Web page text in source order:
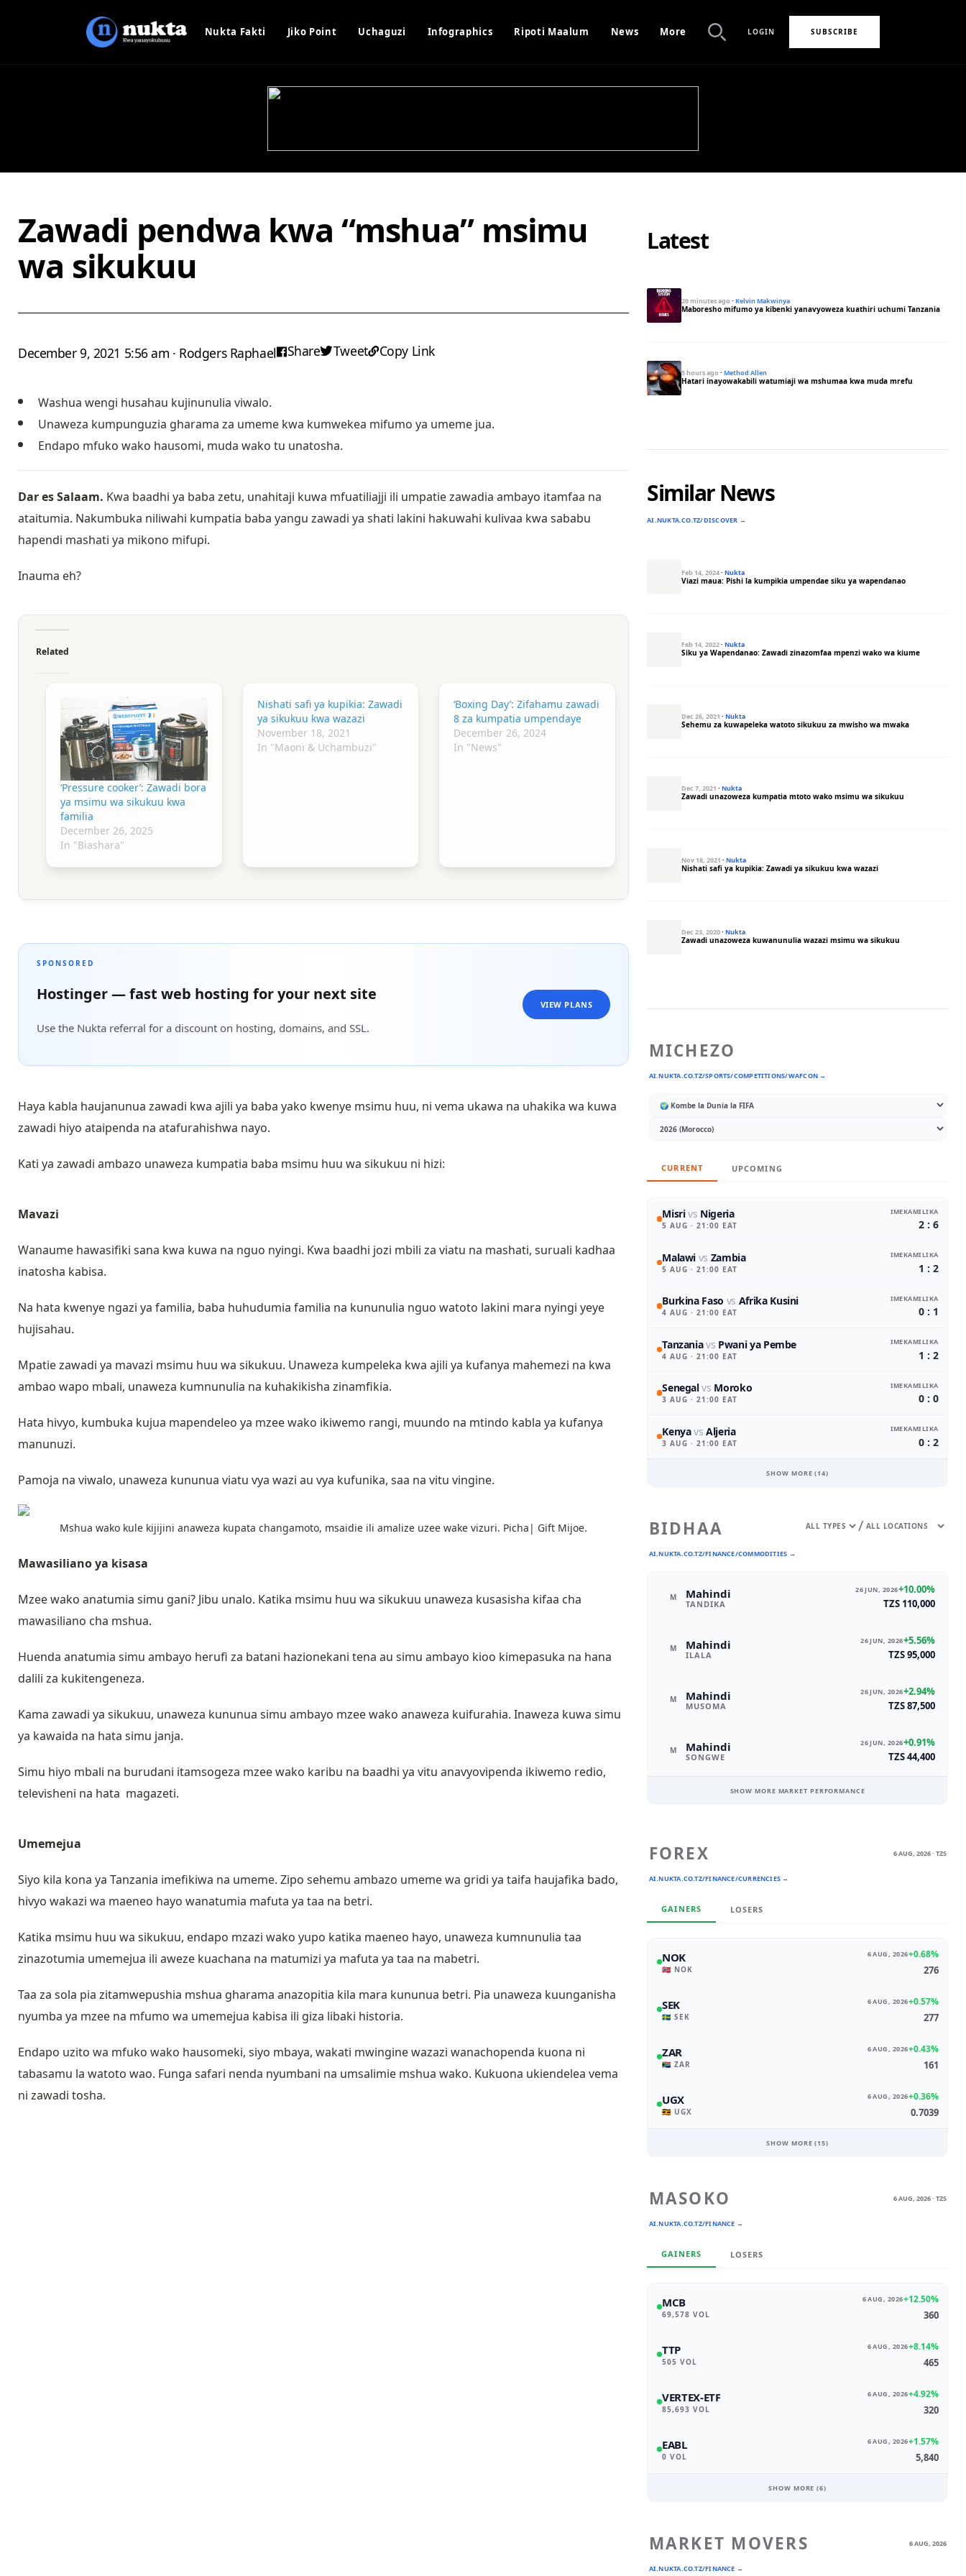
Nukta Fakti Jiko Point Uchaguzi Infographics Ripoti Maalum News More LOGIN SUBSCRIBE
Zawadi pendwa kwa “mshua” msimu
wa sikukuu
December 9, 2021 5:56 am · Rodgers Raphael Share Tweet Copy Link
Washua wengi husahau kujinunulia viwalo.
Unaweza kumpunguzia gharama za umeme kwa kumwekea mifumo ya umeme jua.
Endapo mfuko wako hausomi, muda wako tu unatosha.
Dar es Salaam. Kwa baadhi ya baba zetu, unahitaji kuwa mfuatiliajji ili umpatie zawadia ambayo itamfaa na
ataitumia. Nakumbuka niliwahi kumpatia baba yangu zawadi ya shati lakini hakuwahi kulivaa kwa sababu
hapendi mashati ya mikono mifupi.
Inauma eh?
Related
‘Pressure cooker’: Zawadi bora
ya msimu wa sikukuu kwa
familia
December 26, 2025
In "Biashara"
Nishati safi ya kupikia: Zawadi
ya sikukuu kwa wazazi
November 18, 2021
In "Maoni & Uchambuzi"
‘Boxing Day’: Zifahamu zawadi
8 za kumpatia umpendaye
December 26, 2024
In "News"
SPONSORED
Hostinger — fast web hosting for your next site
Use the Nukta referral for a discount on hosting, domains, and SSL.
VIEW PLANS
Haya kabla haujanunua zawadi kwa ajili ya baba yako kwenye msimu huu, ni vema ukawa na uhakika wa kuwa
zawadi hiyo ataipenda na atafurahishwa nayo.
Kati ya zawadi ambazo unaweza kumpatia baba msimu huu wa sikukuu ni hizi:
Mavazi
Wanaume hawasifiki sana kwa kuwa na nguo nyingi. Kwa baadhi jozi mbili za viatu na mashati, suruali kadhaa
inatosha kabisa.
Na hata kwenye ngazi ya familia, baba huhudumia familia na kununulia nguo watoto lakini mara nyingi yeye
hujisahau.
Mpatie zawadi ya mavazi msimu huu wa sikukuu. Unaweza kumpeleka kwa ajili ya kufanya mahemezi na kwa
ambao wapo mbali, unaweza kumnunulia na kuhakikisha zinamfikia.
Hata hivyo, kumbuka kujua mapendeleo ya mzee wako ikiwemo rangi, muundo na mtindo kabla ya kufanya
manunuzi.
Pamoja na viwalo, unaweza kununua viatu vya wazi au vya kufunika, saa na vitu vingine.
Mshua wako kule kijijini anaweza kupata changamoto, msaidie ili amalize uzee wake vizuri. Picha| Gift Mijoe.
Mawasiliano ya kisasa
Mzee wako anatumia simu gani? Jibu unalo. Katika msimu huu wa sikukuu unaweza kusasisha kifaa cha
mawasiliano cha mshua.
Huenda anatumia simu ambayo herufi za batani hazionekani tena au simu ambayo kioo kimepasuka na hana
dalili za kukitengeneza.
Kama zawadi ya sikukuu, unaweza kununua simu ambayo mzee wako anaweza kuifurahia. Inaweza kuwa simu
ya kawaida na hata simu janja.
Simu hiyo mbali na burudani itamsogeza mzee wako karibu na baadhi ya vitu anavyovipenda ikiwemo redio,
televisheni na hata magazeti.
Umemejua
Siyo kila kona ya Tanzania imefikiwa na umeme. Zipo sehemu ambazo umeme wa gridi ya taifa haujafika bado,
hivyo wakazi wa maeneo hayo wanatumia mafuta ya taa na betri.
Katika msimu huu wa sikukuu, endapo mzazi wako yupo katika maeneo hayo, unaweza kumnunulia taa
zinazotumia umemejua ili aweze kuachana na matumizi ya mafuta ya taa na mabetri.
Taa za sola pia zitamwepushia mshua gharama anazopitia kila mara kununua betri. Pia unaweza kuunganisha
nyumba ya mzee na mfumo wa umemejua kabisa ili giza libaki historia.
Endapo uzito wa mfuko wako hausomeki, siyo mbaya, wakati mwingine wazazi wanachopenda kuona ni
tabasamu la watoto wao. Funga safari nenda nyumbani na umsalimie mshua wako. Kukuona ukiendelea vema
ni zawadi tosha.
Latest
20 minutes ago ·Kelvin Makwinya
Maboresho mifumo ya kibenki yanavyoweza kuathiri uchumi Tanzania
5 hours ago ·Method Allen
Hatari inayowakabili watumiaji wa mshumaa kwa muda mrefu
Similar News
AI.NUKTA.CO.TZ/DISCOVER →
Feb 14, 2024·Nukta
Viazi maua: Pishi la kumpikia umpendae siku ya wapendanao
Feb 14, 2022·Nukta
Siku ya Wapendanao: Zawadi zinazomfaa mpenzi wako wa kiume
Dec 26, 2021·Nukta
Sehemu za kuwapeleka watoto sikukuu za mwisho wa mwaka
Dec 7, 2021·Nukta
Zawadi unazoweza kumpatia mtoto wako msimu wa sikukuu
Nov 18, 2021·Nukta
Nishati safi ya kupikia: Zawadi ya sikukuu kwa wazazi
Dec 23, 2020·Nukta
Zawadi unazoweza kuwanunulia wazazi msimu wa sikukuu
MICHEZO
AI.NUKTA.CO.TZ/SPORTS/COMPETITIONS/WAFCON →
CURRENT UPCOMING
Misrivs Nigeria
5 AUG · 21:00 EAT
IMEKAMILIKA
2 : 6
Malawi vs Zambia
5 AUG · 21:00 EAT
IMEKAMILIKA
1 : 2
Burkina Faso vs Afrika Kusini
4 AUG · 21:00 EAT
IMEKAMILIKA
0 : 1
Tanzaniavs Pwani ya Pembe
4 AUG · 21:00 EAT
IMEKAMILIKA
1 : 2
Senegalvs Moroko
3 AUG · 21:00 EAT
IMEKAMILIKA
0 : 0
KenyavsAljeria
3 AUG · 21:00 EAT
IMEKAMILIKA
0 : 2
SHOW MORE (14)
BIDHAA
AI.NUKTA.CO.TZ/FINANCE/COMMODITIES →
/
M Mahindi
TANDIKA
26 JUN, 2026+10.00%
TZS 110,000
M Mahindi
ILALA
26 JUN, 2026+5.56%
TZS 95,000
M Mahindi
MUSOMA
26 JUN, 2026+2.94%
TZS 87,500
M Mahindi
SONGWE
26 JUN, 2026+0.91%
TZS 44,400
SHOW MORE MARKET PERFORMANCE
FOREX
AI.NUKTA.CO.TZ/FINANCE/CURRENCIES →
6 AUG, 2026 · TZS
GAINERS LOSERS
NOK
🇳🇴 NOK
6 AUG, 2026+0.68%
276
SEK
🇸🇪 SEK
6 AUG, 2026+0.57%
277
ZAR
🇿🇦 ZAR
6 AUG, 2026+0.43%
161
UGX
🇺🇬 UGX
6 AUG, 2026+0.36%
0.7039
SHOW MORE (15)
MASOKO
AI.NUKTA.CO.TZ/FINANCE →
6 AUG, 2026 · TZS
GAINERS LOSERS
MCB
69,578 VOL
6 AUG, 2026+12.50%
360
TTP
505 VOL
6 AUG, 2026+8.14%
465
VERTEX-ETF
85,693 VOL
6 AUG, 2026+4.92%
320
EABL
0 VOL
6 AUG, 2026+1.57%
5,840
SHOW MORE (6)
MARKET MOVERS
AI.NUKTA.CO.TZ/FINANCE →
6 AUG, 2026